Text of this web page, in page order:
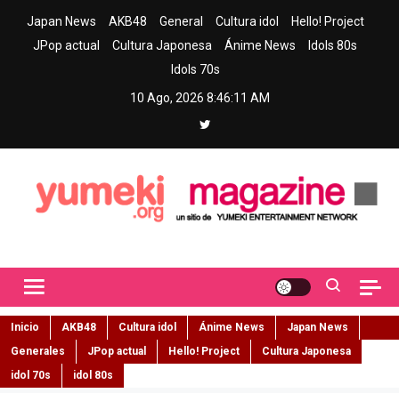
Japan News AKB48 General Cultura idol
Hello! Project
JPop actual
Cultura Japonesa Ánime News
Idols 80s
Idols 70s
10 Ago, 2026 8:46:12 AM
Inicio AKB48 Cultura idol Ánime News
Japan News
Generales
JPop actual Hello! Project
Cultura Japonesa
idol 70s
idol 80s